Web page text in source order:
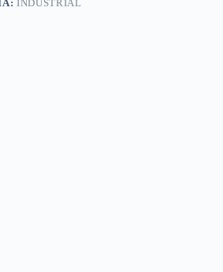
INDUSTRIAL